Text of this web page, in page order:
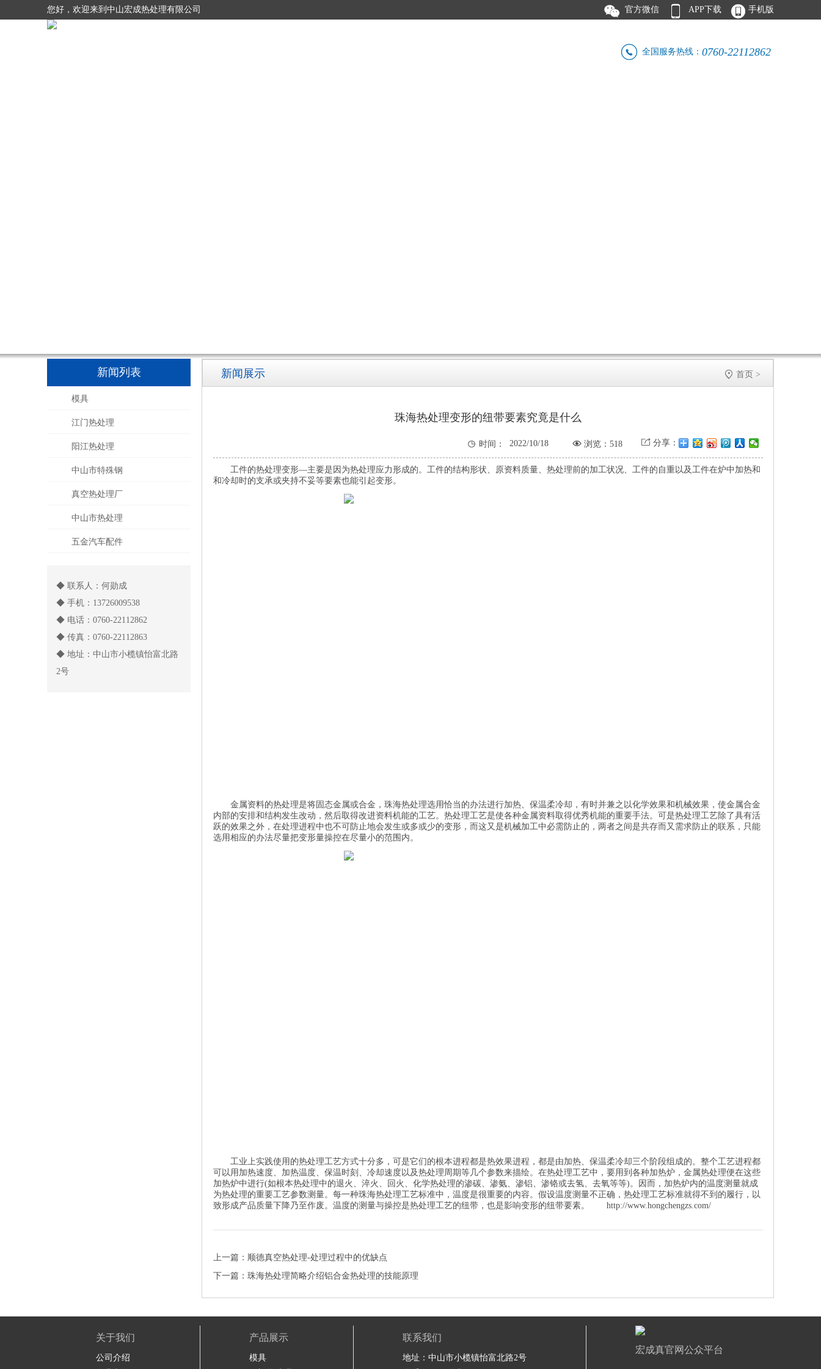
您好，欢迎来到中山宏成热处理有限公司  官方微信  APP下载  手机版
全国服务热线： 0760-22112862
新闻列表
模具
江门热处理
阳江热处理
中山市特殊钢
真空热处理厂
中山市热处理
五金汽车配件
◆ 联系人：何勋成
◆ 手机：13726009538
◆ 电话：0760-22112862
◆ 传真：0760-22112863
◆ 地址：中山市小榄镇怡富北路
2号
新闻展示  首页 >
珠海热处理变形的纽带要素究竟是什么
分享：
浏览：518
 时间：
2022/10/18
4:03:43
工件的热处理变形—主要是因为热处理应力形成的。工件的结构形状、原资料质量、热处理前的加工状况、工件的自重以及工件在炉中加热和
和冷却时的支承或夹持不妥等要素也能引起变形。
金属资料的热处理是将固态金属或合金，珠海热处理选用恰当的办法进行加热、保温柔冷却，有时并兼之以化学效果和机械效果，使金属合金
内部的安排和结构发生改动，然后取得改进资料机能的工艺。热处理工艺是使各种金属资料取得优秀机能的重要手法。可是热处理工艺除了具有活
跃的效果之外，在处理进程中也不可防止地会发生或多或少的变形，而这又是机械加工中必需防止的，两者之间是共存而又需求防止的联系，只能
选用相应的办法尽量把变形量操控在尽量小的范围内。
工业上实践使用的热处理工艺方式十分多，可是它们的根本进程都是热效果进程，都是由加热、保温柔冷却三个阶段组成的。整个工艺进程都
可以用加热速度、加热温度、保温时刻、冷却速度以及热处理周期等几个参数来描绘。在热处理工艺中，要用到各种加热炉，金属热处理便在这些
加热炉中进行(如根本热处理中的退火、淬火、回火、化学热处理的渗碳、渗氨、渗铝、渗铬或去氢、去氧等等)。因而，加热炉内的温度测量就成
为热处理的重要工艺参数测量。每一种珠海热处理工艺标准中，温度是很重要的内容。假设温度测量不正确，热处理工艺标准就得不到的履行，以
致形成产品质量下降乃至作废。温度的测量与操控是热处理工艺的纽带，也是影响变形的纽带要素。 http://www.hongchengzs.com/
上一篇： 顺德真空热处理-处理过程中的优缺点
下一篇： 珠海热处理简略介绍铝合金热处理的技能原理
关于我们
公司介绍
产品展示
模具
联系我们
地址：中山市小榄镇怡富北路2号
宏成真官网公众平台